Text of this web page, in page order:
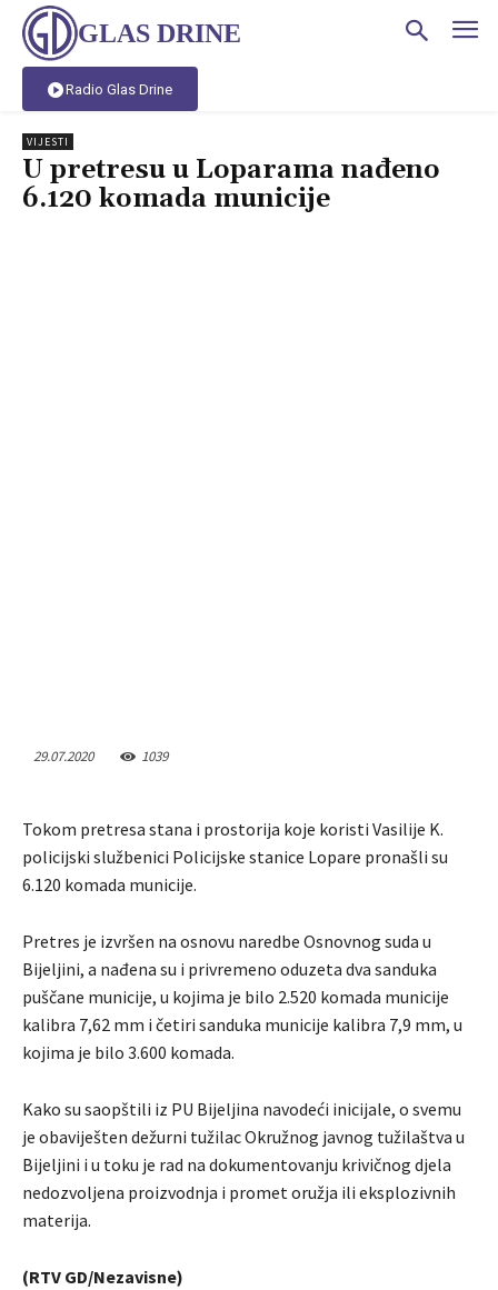
GLAS DRINE
Radio Glas Drine
VIJESTI
U pretresu u Loparama nađeno
6.120 komada municije
29.07.2020 1039
Tokom pretresa stana i prostorija koje koristi Vasilije K.
policijski službenici Policijske stanice Lopare pronašli su
6.120 komada municije.
Pretres je izvršen na osnovu naredbe Osnovnog suda u
Bijeljini, a nađena su i privremeno oduzeta dva sanduka
puščane municije, u kojima je bilo 2.520 komada municije
kalibra 7,62 mm i četiri sanduka municije kalibra 7,9 mm, u
kojima je bilo 3.600 komada.
Kako su saopštili iz PU Bijeljina navodeći inicijale, o svemu
je obaviješten dežurni tužilac Okružnog javnog tužilaštva u
Bijeljini i u toku je rad na dokumentovanju krivičnog djela
nedozvoljena proizvodnja i promet oružja ili eksplozivnih
materija.
(RTV GD/Nezavisne)